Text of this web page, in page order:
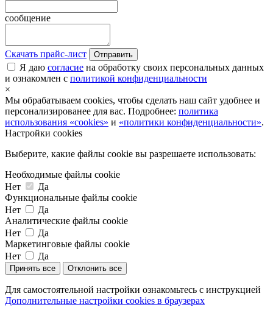
сообщение
Скачать прайс-лист Отправить
Я даю согласие на обработку своих персональных данных
и ознакомлен с политикой конфиденциальности
×
Мы обрабатываем cookies, чтобы сделать наш сайт удобнее и
персонализированее для вас. Подробнее: политика
использования «cookies» и «политики конфиденциальности».
Настройки cookies
Выберите, какие файлы cookie вы разрешаете использовать:
Необходимые файлы cookie
Нет
Да
Функциональные файлы cookie
Нет
Да
Аналитические файлы cookie
Нет
Да
Маркетинговые файлы cookie
Нет
Да
Принять все Отклонить все
Для самостоятельной настройки ознакомьтесь с инструкцией
Дополнительные настройки cookies в браузерах